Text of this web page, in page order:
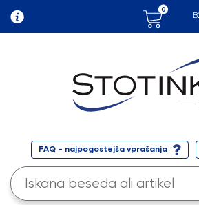
0
FAQ - najpogostejša vprašanja